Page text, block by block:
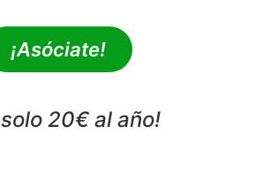
¡Asóciate!
solo 20€ al año!